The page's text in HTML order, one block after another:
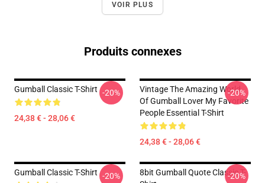
VOIR PLUS
Produits connexes
Gumball Classic T-Shirt
24,38 € - 28,06 €
-20%
Vintage The Amazing World
Of Gumball Lover My Favorite
People Essential T-Shirt
24,38 € - 28,06 €
-20%
Gumball Classic T-Shirt -20%
8bit Gumball Quote Classic T-
-20%